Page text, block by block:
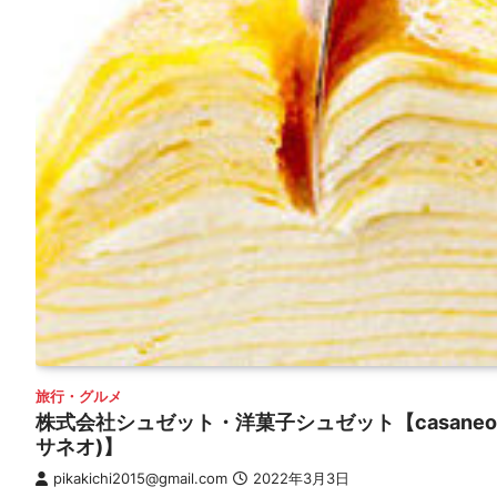
旅行・グルメ
株式会社シュゼット・洋菓子シュゼット【
サネオ)】
pikakichi2015@gmail.com 2022年3月3日